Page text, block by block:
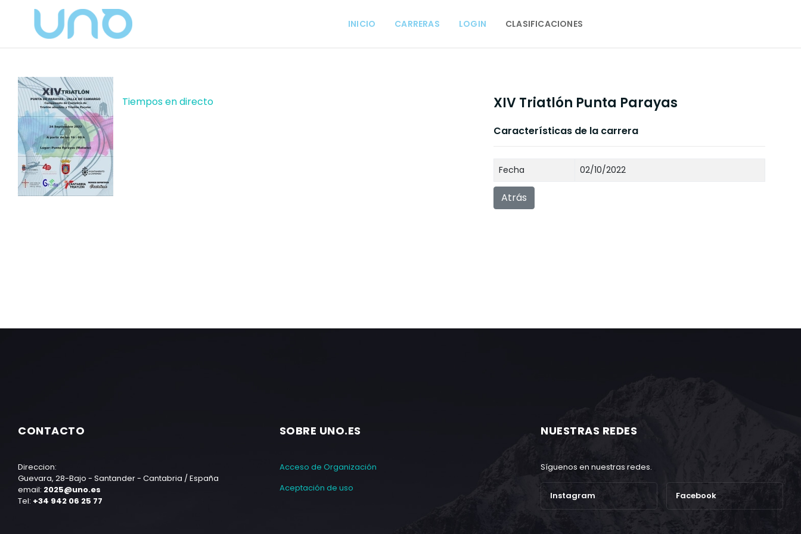
INICIO CARRERAS LOGIN CLASIFICACIONES
Tiempos en directo XIV Triatlón Punta Parayas
Características de la carrera
Fecha 02/10/2022
Atrás
CONTACTO
Direccion:
Guevara, 28-Bajo - Santander - Cantabria / España
email: 2025@uno.es
Tel: +34 942 06 25 77
SOBRE UNO.ES
Acceso de Organización
Aceptación de uso
NUESTRAS REDES
Síguenos en nuestras redes.
Instagram Facebook